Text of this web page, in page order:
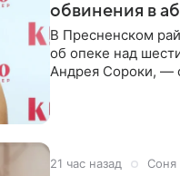
обвинения в
В Пресненском
об опеке над
Андрея Сороки, —
21 час назад Соня